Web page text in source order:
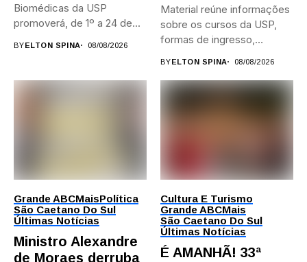
Biomédicas da USP
promoverá, de 1º a 24 de...
BYELTON SPINA 08/08/2026
Material reúne informações
sobre os cursos da USP,
formas de ingresso,
BYELTON SPINA 08/08/2026
Grande ABCMaisPolítica
São Caetano Do Sul
Últimas Notícias
Ministro Alexandre
de Moraes derruba
Cultura E Turismo
Grande ABCMais
São Caetano Do Sul
Últimas Notícias
É AMANHÃ! 33ª